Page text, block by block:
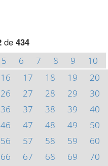
de 434
5 6 7 8 9
10
16 17 18 19
20
26 27 28 29
30
36 37 38 39
40
46 47 48 49
50
56 57 58 59
60
66 67 68 69
70